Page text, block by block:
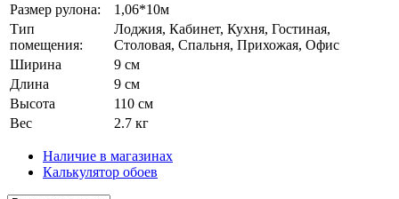
Размер рулона:
1,06*10м
Тип
помещения:
Лоджия, Кабинет, Кухня, Гостиная,
Столовая, Спальня, Прихожая, Офис
Ширина
9 см
Длина
9 см
Высота
110 см
Вес
2.7 кг
Наличие в магазинах
Калькулятор обоев